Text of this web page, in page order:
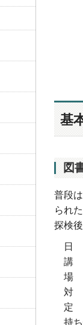
基
図
普段
られ
探検
日
講
場
対
定
持ち